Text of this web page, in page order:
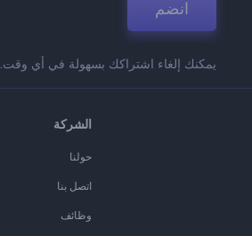
انضم
يمكنك إلغاء اشتراكك بسهولة في أي وقت.
الشركة
حولنا
اتصل بنا
وظائف